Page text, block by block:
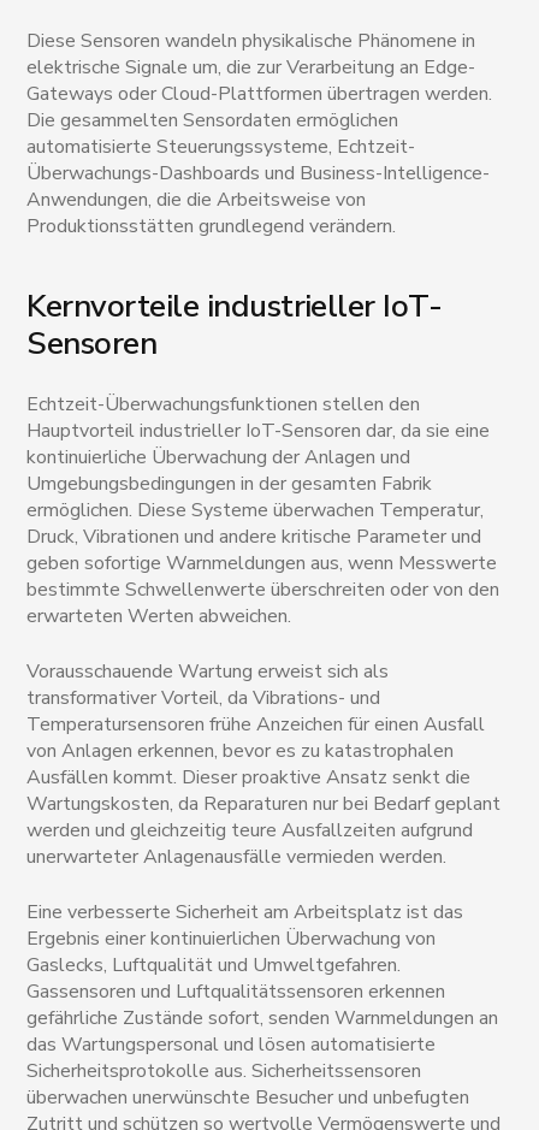
Diese Sensoren wandeln physikalische Phänomene in
elektrische Signale um, die zur Verarbeitung an Edge-
Gateways oder Cloud-Plattformen übertragen werden.
Die gesammelten Sensordaten ermöglichen
automatisierte Steuerungssysteme, Echtzeit-
Überwachungs-Dashboards und Business-Intelligence-
Anwendungen, die die Arbeitsweise von
Produktionsstätten grundlegend verändern.
Kernvorteile industrieller IoT-
Sensoren
Echtzeit-Überwachungsfunktionen stellen den
Hauptvorteil industrieller IoT-Sensoren dar, da sie eine
kontinuierliche Überwachung der Anlagen und
Umgebungsbedingungen in der gesamten Fabrik
ermöglichen. Diese Systeme überwachen Temperatur,
Druck, Vibrationen und andere kritische Parameter und
geben sofortige Warnmeldungen aus, wenn Messwerte
bestimmte Schwellenwerte überschreiten oder von den
erwarteten Werten abweichen.
Vorausschauende Wartung erweist sich als
transformativer Vorteil, da Vibrations- und
Temperatursensoren frühe Anzeichen für einen Ausfall
von Anlagen erkennen, bevor es zu katastrophalen
Ausfällen kommt. Dieser proaktive Ansatz senkt die
Wartungskosten, da Reparaturen nur bei Bedarf geplant
werden und gleichzeitig teure Ausfallzeiten aufgrund
unerwarteter Anlagenausfälle vermieden werden.
Eine verbesserte Sicherheit am Arbeitsplatz ist das
Ergebnis einer kontinuierlichen Überwachung von
Gaslecks, Luftqualität und Umweltgefahren.
Gassensoren und Luftqualitätssensoren erkennen
gefährliche Zustände sofort, senden Warnmeldungen an
das Wartungspersonal und lösen automatisierte
Sicherheitsprotokolle aus. Sicherheitssensoren
überwachen unerwünschte Besucher und unbefugten
Zutritt und schützen so wertvolle Vermögenswerte und